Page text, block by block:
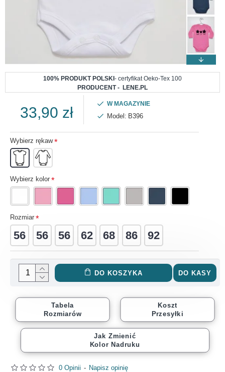
100% PRODUKT POLSKI - certyfikat Oeko-Tex 100
PRODUCENT - LENE.PL
0 Opinii - Napisz opinię
33,90 zł
W MAGAZYNIE
Model: B396
Wybierz rękaw
Wybierz kolor
Rozmiar
56 56 56 62 68 86 92
DO KOSZYKA DO KASY
Tabela
Rozmiarów
Koszt
Przesyłki
Jak Zmienić
Kolor Nadruku